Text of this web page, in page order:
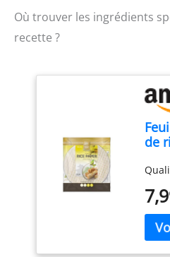
Où trouver les ingrédients
recette ?
de